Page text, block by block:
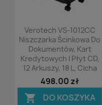
Podgląd
Verotech VS-1012CC
Niszczarka Ścinkowa Do
Dokumentów, Kart
Kredytowych I Płyt CD,
12 Arkuszy, 18 L, Cicha
498,00 zł
 DO KOSZYKA